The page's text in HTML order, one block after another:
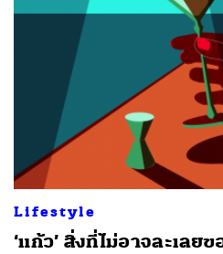
Lifestyle
‘แก้ว’ สิ่งที่ไม่อาจละเลย